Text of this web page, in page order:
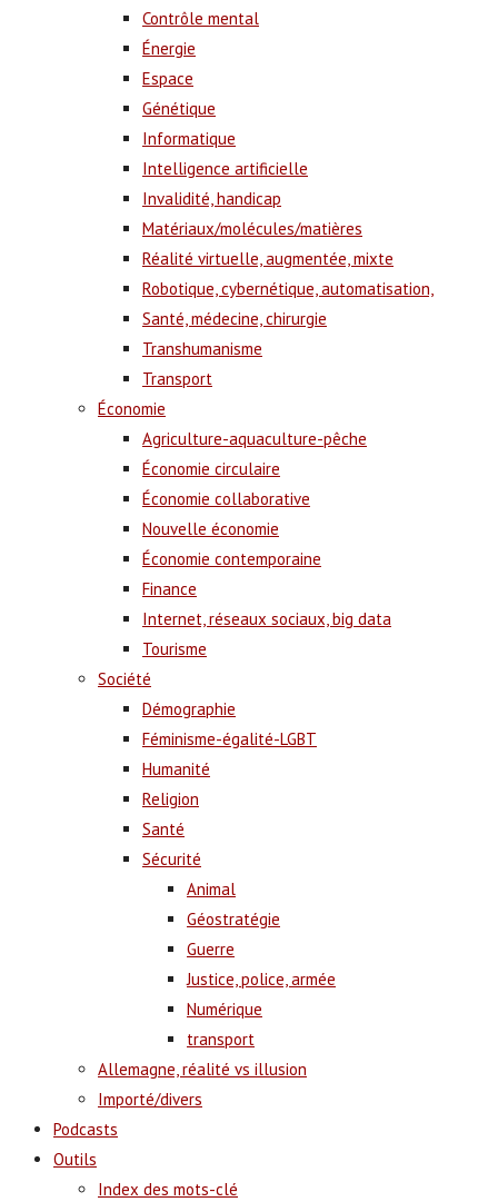
Contrôle mental
Énergie
Espace
Génétique
Informatique
Intelligence artificielle
Invalidité, handicap
Matériaux/molécules/matières
Réalité virtuelle, augmentée, mixte
Robotique, cybernétique, automatisation,
Santé, médecine, chirurgie
Transhumanisme
Transport
Économie
Agriculture-aquaculture-pêche
Économie circulaire
Économie collaborative
Nouvelle économie
Économie contemporaine
Finance
Internet, réseaux sociaux, big data
Tourisme
Société
Démographie
Féminisme-égalité-LGBT
Humanité
Religion
Santé
Sécurité
Animal
Géostratégie
Guerre
Justice, police, armée
Numérique
transport
Allemagne, réalité vs illusion
Importé/divers
Podcasts
Outils
Index des mots-clé